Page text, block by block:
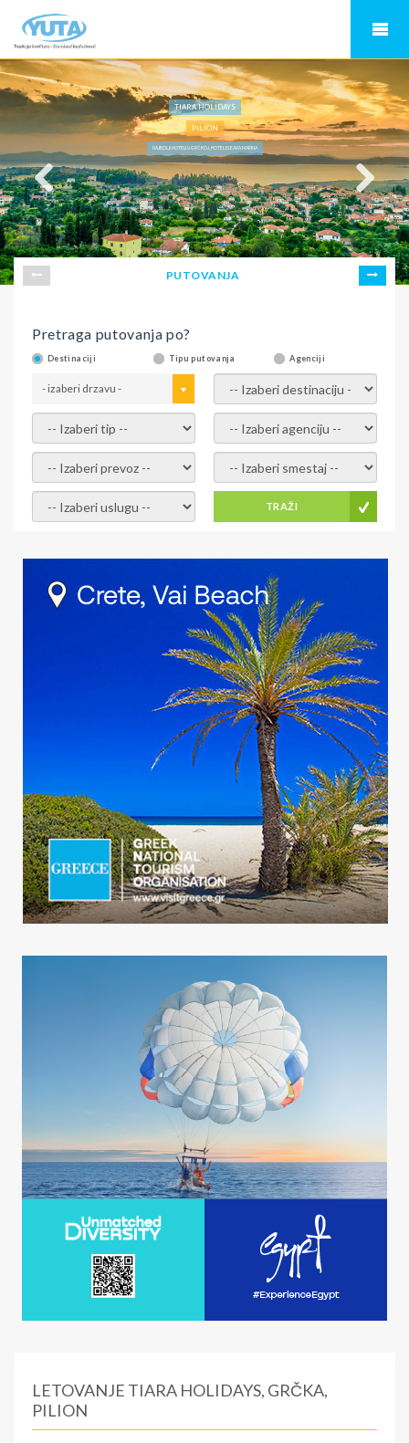
TIARA HOLIDAYS
PILION
NAJBOLJI HOTELI U GRČKOJ, HOTEL ELEANA MARINA
PUTOVANJA
Pretraga putovanja po?
Destinaciji Tipu putovanja Agenciji
- izaberi drzavu - - izaberi destinaciju -
- izaberi tip - - izaberi agenciju -
- izaberi prevoz - - Izaberite smestaj -
- Izaberite uslugu - TRAŽI
LETOVANJE TIARA HOLIDAYS, GRČKA,
PILION